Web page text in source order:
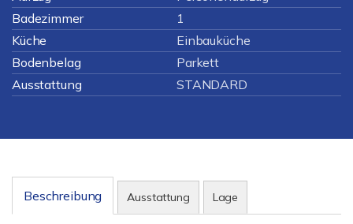
Badezimmer
1
Küche
Einbauküche
Bodenbelag
Parkett
Ausstattung
STANDARD
Beschreibung Ausstattung Lage